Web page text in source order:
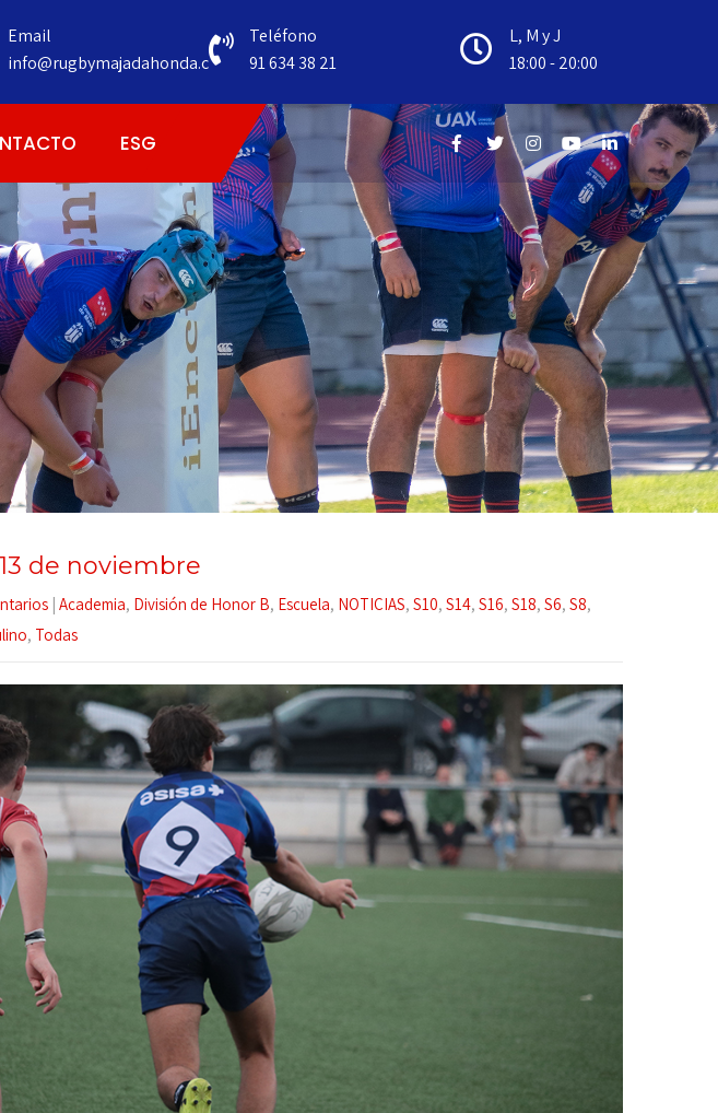
Email
info@rugbymajadahonda.c
Teléfono
91 634 38 21
L, M y J
18:00 - 20:00
ESG
de noviembre
Academia, División de Honor B, Escuela, NOTICIAS, S10, S14, S16, S18, S6, S8,
, Todas